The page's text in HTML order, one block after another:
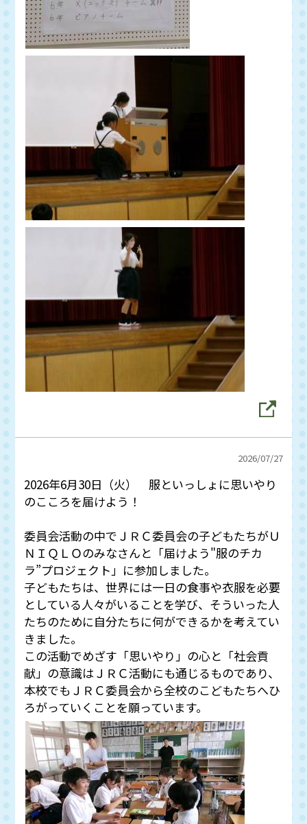
2026/07/27
2026年6月30日（火） 服といっしょに思いやり
のこころを届けよう！
委員会活動の中でＪＲＣ委員会の子どもたちがＵ
ＮＩＱＬＯのみなさんと「届けよう"服のチカ
ラ”プロジェクト」に参加しました。
子どもたちは、世界には一日の食事や衣服を必要
としている人々がいることを学び、そういった人
たちのために自分たちに何ができるかを考えてい
きました。
この活動でめざす「思いやり」の心と「社会貢
献」の意識はＪＲＣ活動にも通じるものであり、
本校でもＪＲＣ委員会から全校のこどもたちへひ
ろがっていくことを願っています。